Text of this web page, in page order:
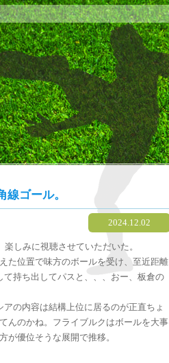
ゴール。
2024.12.02
しみに視聴させていただいた。
た位置で味方のボールを受け、至近距離
持ち出してパスと、、、おー、板倉の
の内容は結構上位に居るのが正直ちょ
んのかね。フライブルクはボールを大事
が優位そうな展開で推移。